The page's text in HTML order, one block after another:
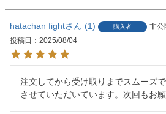
hatachan fight 1 購入者
非公
投稿日
2025/08/04
注文してから受け取りまでスムーズ
させていただいています。次回もお願